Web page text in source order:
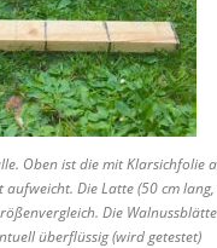
Oben ist die mit Klarsichfolie
aufweicht. Die Latte (50 cm
Die
überflüssig (wird getestet)